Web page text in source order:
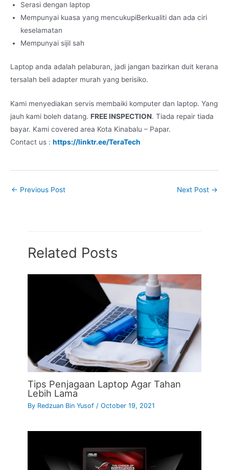
Serasi dengan laptop
Mempunyai kuasa yang mencukupiBerkualiti dan ada ciri
keselamatan
Mempunyai sijil sah
Laptop anda adalah pelaburan, jadi jangan bazirkan duit kerana
tersalah beli adapter murah yang berisiko.
Kami menyediakan servis membaiki komputer dan laptop. Yang
jauh kami boleh datang. FREE INSPECTION. Tiada repair tiada
bayar. Kami covered area Kota Kinabalu – Papar.
Contact us : https://linktr.ee/TeraTech
← Previous Post Next Post →
Related Posts
Tips Penjagaan Laptop Agar Tahan
Lebih Lama
By Redzuan Bin Yusof/October 19, 2021